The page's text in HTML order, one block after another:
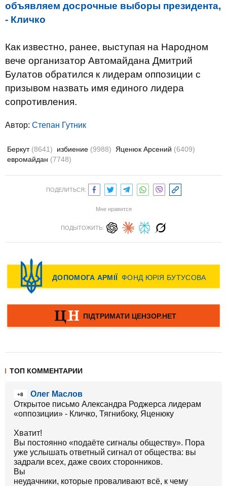
объявляем досрочные выборы президента,
- Кличко
Как известно, ранее, выступая на Народном
вече организатор Автомайдана Дмитрий
Булатов обратился к лидерам оппозиции с
призывом назвать имя единого лидера
сопротивления.
Автор: Степан Гутник
Беркут (8641) избиение (9988) Яценюк Арсений (6409)
евромайдан (7748)
ПОДЕЛИТЬСЯ:
Мне нравится
ПОДЫТОЖИТЬ:
ТОП КОММЕНТАРИИ
+8
Олег Маслов
Открытое письмо Александра Роджерса лидерам
«оппозиции» - Кличко, Тягнибоку, Яценюку
Хватит!
Вы постоянно «подаёте сигналы обществу». Пора
уже услышать ответный сигнал от общества: вы
задрали всех, даже своих сторонников.
Вы
неудачники, которые проваливают всё, к чему